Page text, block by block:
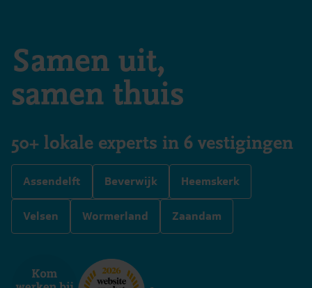
Samen uit,
samen thuis
50+ lokale experts in 6 vestigingen
Assendelft Beverwijk Heemskerk
Velsen Wormerland Zaandam